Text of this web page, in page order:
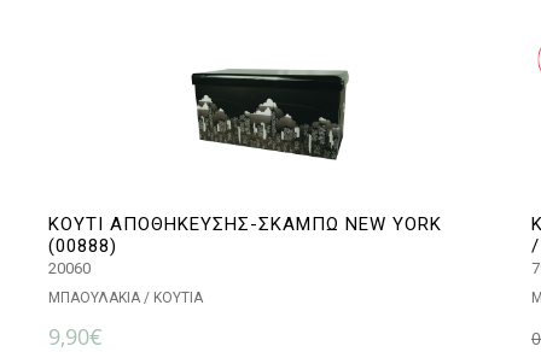
ΚΟΥΤΙ ΑΠΟΘΗΚΕΥΣΗΣ-ΣΚΑΜΠΩ NEW YORK
(00888)
20060
ΜΠΑΟΥΛΑΚΙΑ / ΚΟΥΤΙΑ
9,90€
/